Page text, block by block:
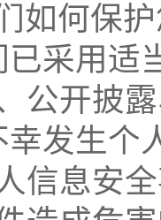
如何保
已采用适
公开披
幸发生个
信息安